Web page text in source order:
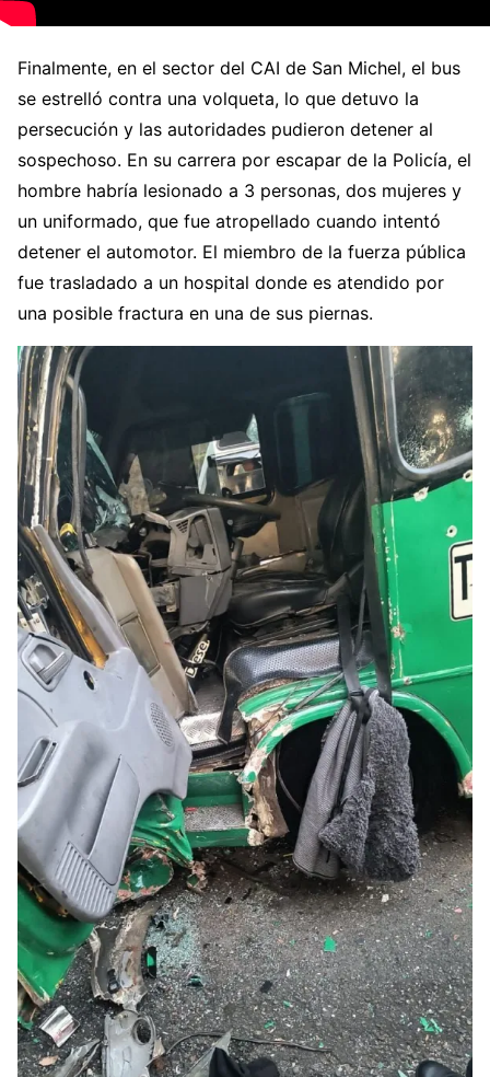
Finalmente, en el sector del CAI de San Michel, el bus
se estrelló contra una volqueta, lo que detuvo la
persecución y las autoridades pudieron detener al
sospechoso. En su carrera por escapar de la Policía, el
hombre habría lesionado a 3 personas, dos mujeres y
un uniformado, que fue atropellado cuando intentó
detener el automotor. El miembro de la fuerza pública
fue trasladado a un hospital donde es atendido por
una posible fractura en una de sus piernas.